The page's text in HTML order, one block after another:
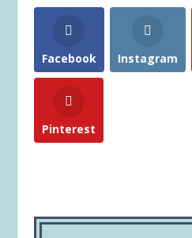
Facebook Instagram
Pinterest